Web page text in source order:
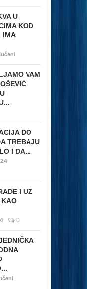
U
KOD
IMA
VAM
DO
TREBAJU
I DA...
I UZ
KAO
0